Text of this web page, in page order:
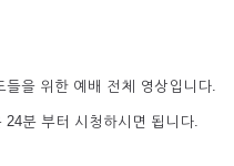
을 위한 예배 전체 영상입니다.
분 부터 시청하시면 됩니다.